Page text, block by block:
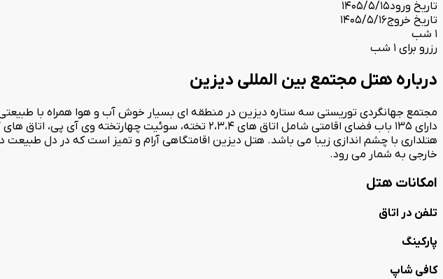
تاریخ ورود1405/5/15
تاریخ خروج1405/5/16
1 شب
رزرو برای 1 شب
درباره هتل مجتمع بین المللی دیزین
مجتمع جهانگردی توریستی سه ستاره دیزین در منطقه ای بسیار خوش آب و هوا همراه با
هتلداری با چشم اندازی زیبا می باشد. هتل دیزین اقامتگاهی آرام و تمیز است که در دل طبیعت
خارجی به شمار می رود.
امکانات هتل
تلفن در اتاق
پارکینگ
کافی شاپ